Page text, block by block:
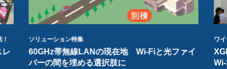
レ
ソリューション特集
60GHz帯無線LANの現在地 Wi-Fiと光ファイ
バーの間を埋める選択肢に
ワ